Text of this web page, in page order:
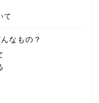
て
なもの？